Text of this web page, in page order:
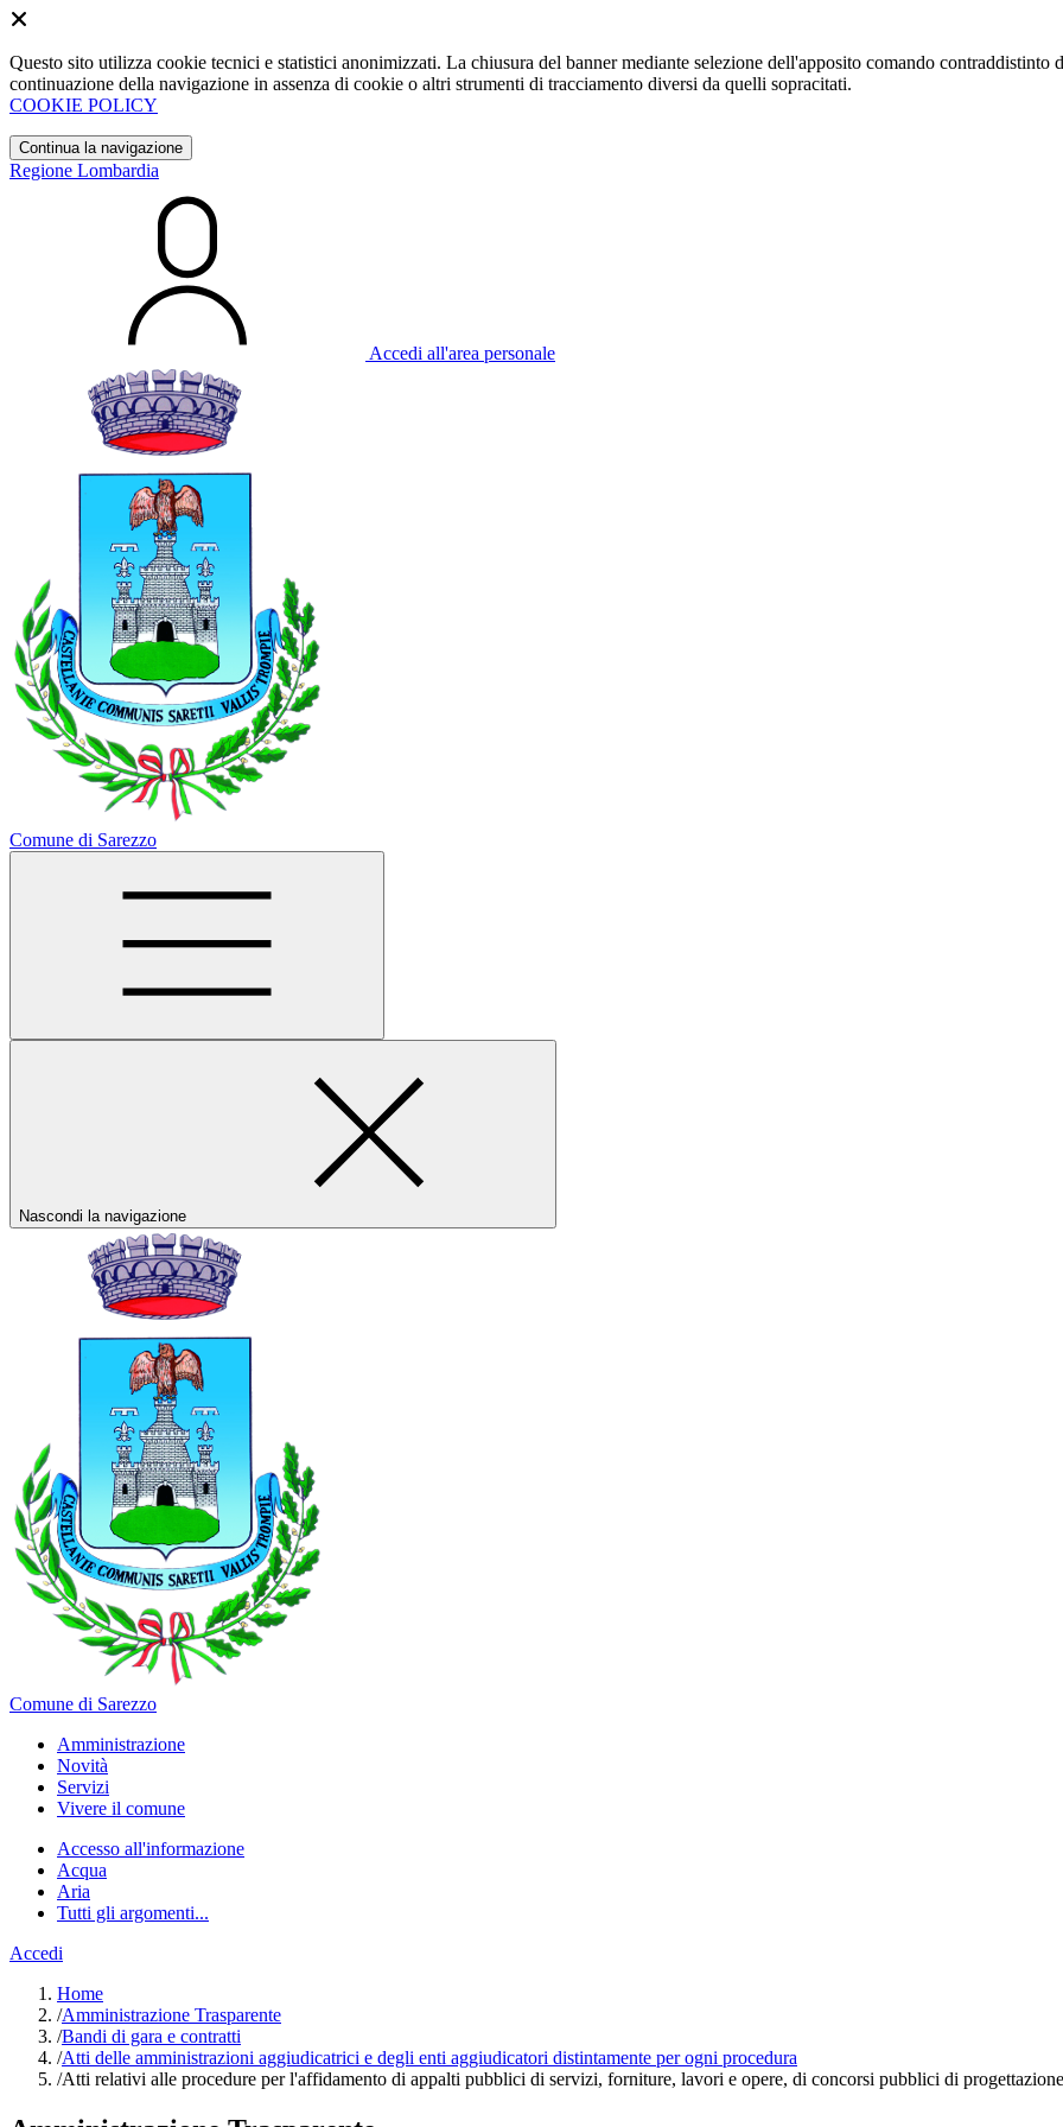
Questo sito utilizza cookie tecnici e statistici anonimizzati. La chiusura del banner mediante selezione dell'apposito comando
continuazione della navigazione in assenza di cookie o altri strumenti di tracciamento diversi da quelli sopracitati.
COOKIE POLICY
Continua la navigazione
Regione Lombardia
Accedi all'area personale
Comune di Sarezzo
Nascondi la navigazione
Comune di Sarezzo
Amministrazione
Novità
Servizi
Vivere il comune
Accesso all'informazione
Acqua
Aria
Tutti gli argomenti...
Accedi
Home
/Amministrazione Trasparente
/Bandi di gara e contratti
/Atti delle amministrazioni aggiudicatrici e degli enti aggiudicatori distintamente per ogni procedura
/Atti relativi alle procedure per l'affidamento di appalti pubblici di servizi, forniture, lavori e opere, di concorsi pubblici di